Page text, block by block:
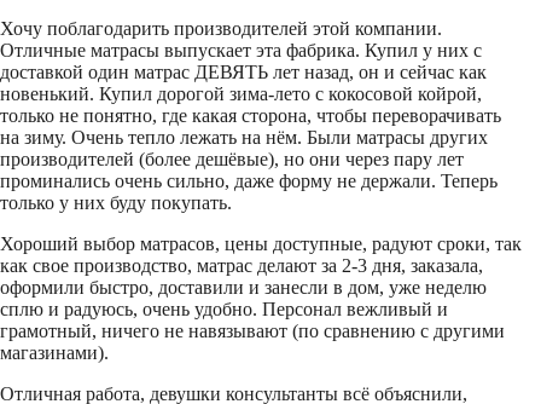
Хочу поблагодарить производителей этой компании.
Отличные матрасы выпускает эта фабрика. Купил у них с
доставкой один матрас ДЕВЯТЬ лет назад, он и сейчас как
новенький. Купил дорогой зима-лето с кокосовой койрой,
только не понятно, где какая сторона, чтобы переворачивать
на зиму. Очень тепло лежать на нём. Были матрасы других
производителей (более дешёвые), но они через пару лет
проминались очень сильно, даже форму не держали. Теперь
только у них буду покупать.
Хороший выбор матрасов, цены доступные, радуют сроки, так
как свое производство, матрас делают за 2-3 дня, заказала,
оформили быстро, доставили и занесли в дом, уже неделю
сплю и радуюсь, очень удобно. Персонал вежливый и
грамотный, ничего не навязывают (по сравнению с другими
магазинами).
Отличная работа, девушки консультанты всё объяснили,